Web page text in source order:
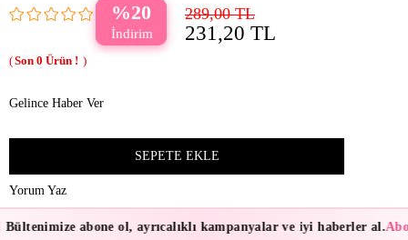
20 289,00 TL
231,20 TL
0
Gelince Haber Ver
Yorum Yaz
Bültenimize abone ol, ayrıcalıklı kampanyalar ve iyi haberler al.